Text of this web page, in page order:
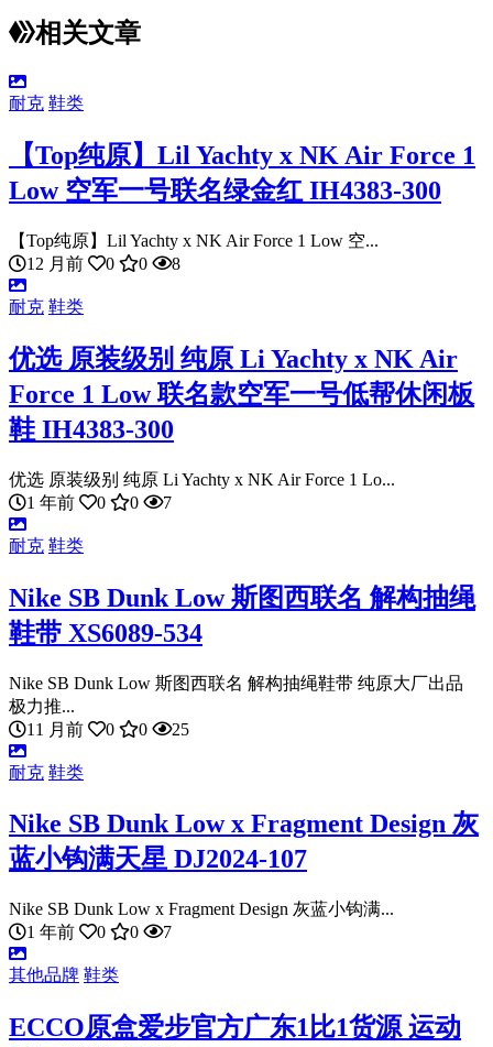
相关文章
耐克 鞋类
【Top纯原】Lil Yachty x NK Air Force 1
Low 空军一号联名绿金红 IH4383-300
【Top纯原】Lil Yachty x NK Air Force 1 Low 空...
12 月前
0 0 8
耐克 鞋类
优选 原装级别 纯原 Li Yachty x NK Air
Force 1 Low 联名款空军一号低帮休闲板
鞋 IH4383-300
优选 原装级别 纯原 Li Yachty x NK Air Force 1 Lo...
1 年前
0 0 7
耐克 鞋类
Nike SB Dunk Low 斯图西联名 解构抽绳
鞋带 XS6089-534
Nike SB Dunk Low 斯图西联名 解构抽绳鞋带 纯原大厂出品
极力推...
11 月前
0 0 25
耐克 鞋类
Nike SB Dunk Low x Fragment Design 灰
蓝小钩满天星 DJ2024-107
Nike SB Dunk Low x Fragment Design 灰蓝小钩满...
1 年前
0 0 7
其他品牌 鞋类
ECCO原盒爱步官方广东1比1货源 运动